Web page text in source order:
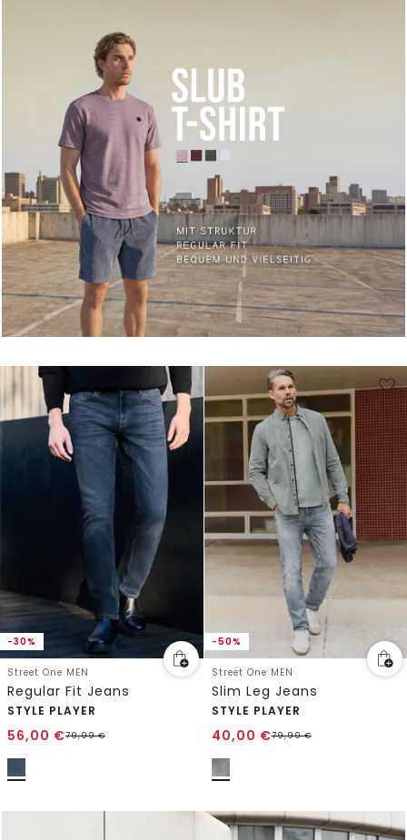
-30%
Street One MEN
Regular Fit Jeans
STYLE PLAYER
56,00 €79,99€
-50%
Street One MEN
Slim Leg Jeans
STYLE PLAYER
40,00 €79,99€